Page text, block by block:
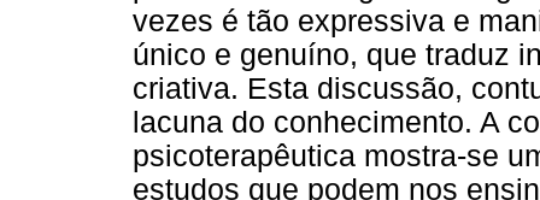
vezes é tão expressiva e
único e genuíno, que traduz
criativa. Esta discussão,
lacuna do conhecimento. A
psicoterapêutica mostra-se
estudos que podem nos